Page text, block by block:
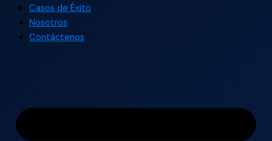
Casos de Éxito
Nosotros
Contáctenos